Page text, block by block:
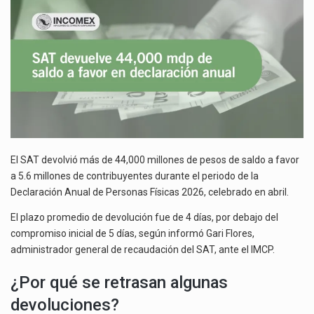
El gobierno de Estados Unidos anunciará un arancel del 15 % sobre los productos fabricados…
El Departamento de Agricultura de Estados Unidos (USDA) suspendió el 5 de agosto de 2026…
EN
DECLARACIÓN
ANUAL
El SAT devolvió más de 44,000 millones de pesos de saldo a favor
a 5.6 millones de contribuyentes durante el periodo de la
Declaración Anual de Personas Físicas 2026, celebrado en abril.
El plazo promedio de devolución fue de 4 días, por debajo del
compromiso inicial de 5 días, según informó Gari Flores,
administrador general de recaudación del SAT, ante el IMCP.
¿Por qué se retrasan algunas
devoluciones?